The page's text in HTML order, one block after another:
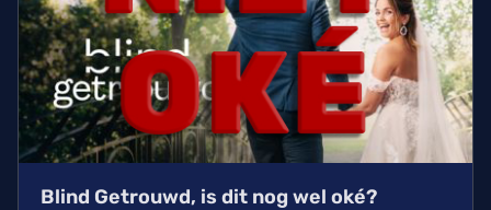
Blind Getrouwd, is dit nog wel oké?